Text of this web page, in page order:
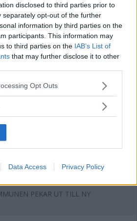
disclosed to third parties prior to
separately opt-out of the further
information by third parties on the
participants. This information may
to third parties on the IAB’s List of
that may further disclose it to other
app uses one or more Google
or usage behaviour. You may click to
specified purposes in below Google
Opt Outs
Data Access Privacy Policy
– blir en hyllning till Pelle Englund
1 000 rallytävlingar – men på Emiltrofén
trycka på länk
SKRUVMEJSEL
på väg att spricka?
PÅ AL-SKOLAN – "JÄTTESPÄNNANDE"
PEKAR UT TILL NY